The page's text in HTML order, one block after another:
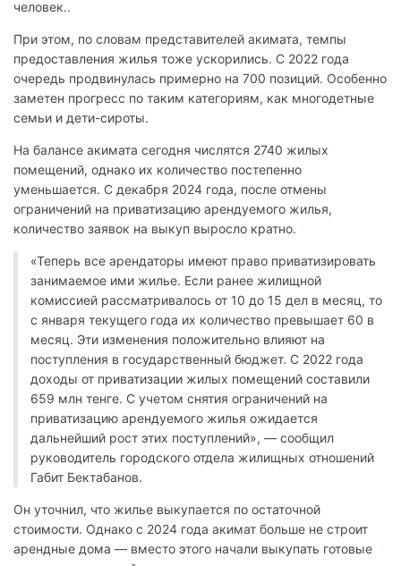
человек..
При этом, по словам представителей акимата, темпы
предоставления жилья тоже ускорились. С 2022 года
очередь продвинулась примерно на 700 позиций. Особенно
заметен прогресс по таким категориям, как многодетные
семьи и дети-сироты.
На балансе акимата сегодня числятся 2740 жилых
помещений, однако их количество постепенно
уменьшается. С декабря 2024 года, после отмены
ограничений на приватизацию арендуемого жилья,
количество заявок на выкуп выросло кратно.
«Теперь все арендаторы имеют право приватизировать
занимаемое ими жилье. Если ранее жилищной
комиссией рассматривалось от 10 до 15 дел в месяц, то
с января текущего года их количество превышает 60 в
месяц. Эти изменения положительно влияют на
поступления в государственный бюджет. С 2022 года
доходы от приватизации жилых помещений составили
659 млн тенге. С учетом снятия ограничений на
приватизацию арендуемого жилья ожидается
дальнейший рост этих поступлений», — сообщил
руководитель городского отдела жилищных отношений
Габит Бектабанов.
Он уточнил, что жилье выкупается по остаточной
стоимости. Однако с 2024 года акимат больше не строит
арендные дома — вместо этого начали выкупать готовые